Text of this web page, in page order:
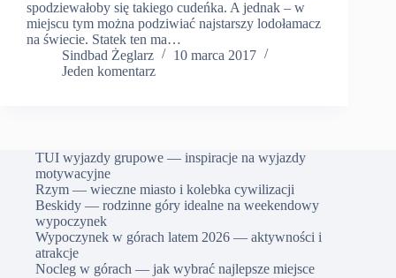
spodziewałoby się takiego cudeńka. A jednak – w
miejscu tym można podziwiać najstarszy lodołamacz
na świecie. Statek ten ma…
Sindbad Żeglarz
10 marca 2017
Jeden komentarz
TUI wyjazdy grupowe — inspiracje na wyjazdy
motywacyjne
Rzym — wieczne miasto i kolebka cywilizacji
Beskidy — rodzinne góry idealne na weekendowy
wypoczynek
Wypoczynek w górach latem 2026 — aktywności i
atrakcje
Nocleg w górach — jak wybrać najlepsze miejsce